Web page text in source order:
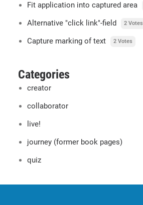
Fit application into captured area
Alternative "click link"-field 2 Votes
Capture marking of text 2 Votes
Categories
creator
collaborator
live!
journey (former book pages)
quiz